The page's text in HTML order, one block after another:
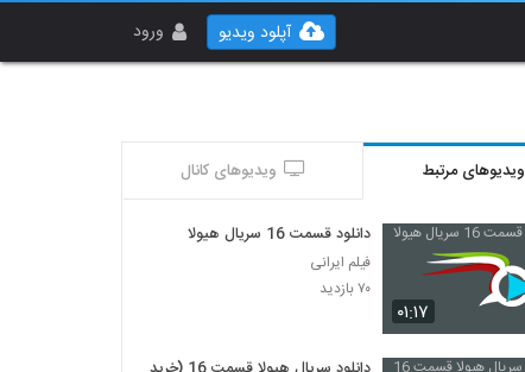
ورود آپلود ویدیو
ویدیوهای مرتبط ویدیوهای کانال
۰۱:۱۷
دانلود قسمت 16 سریال هیولا
فیلم ایرانی
۷۰ بازدید